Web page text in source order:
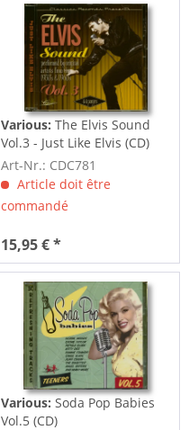
Various:The Elvis Sound
Vol.3 - Just Like Elvis (CD)
Art-Nr.: CDC781
Article doit être
commandé
15,95 € *
Various:Soda Pop Babies
Vol.5 (CD)